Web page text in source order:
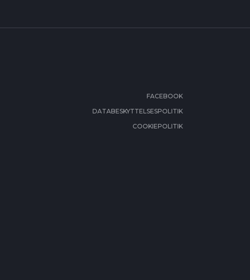
FACEBOOK
DATABESKYTTELSESPOLITIK
COOKIEPOLITIK